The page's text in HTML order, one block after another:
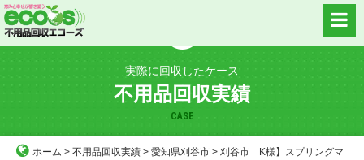
Skip
to
実際に回収したケース
不用品回収実績
CASE
ホーム > 不用品回収実績 > 愛知県刈谷市 > 刈谷市 K様】スプリングマ